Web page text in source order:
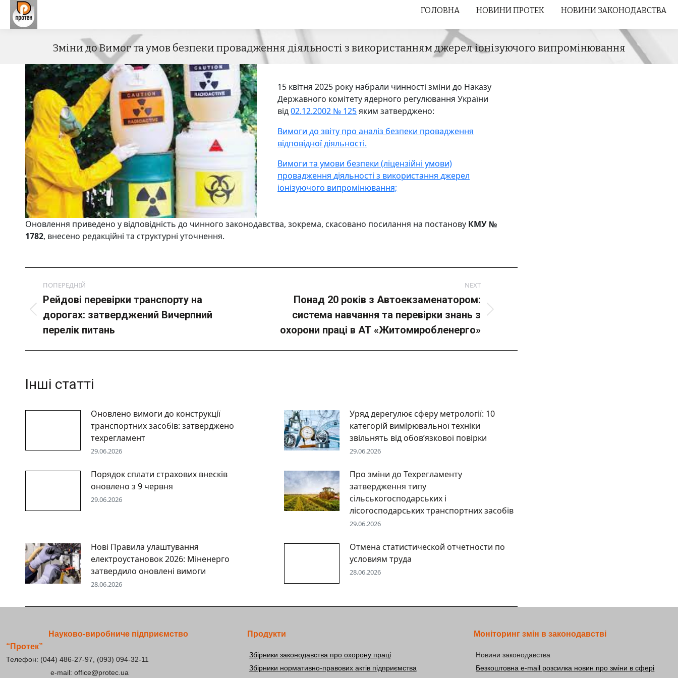
ГОЛОВНА НОВИНИ ПРОТЕК НОВИНИ ЗАКОНОДАВСТВА
Зміни до Вимог та умов безпеки провадження діяльності з використанням джерел іонізуючого випромінювання
15 квітня 2025 року набрали чинності зміни до Наказу
Державного комітету ядерного регулювання України
від02.12.2002 № 125яким затверджено:
Вимоги до звіту про аналіз безпеки провадження
відповідної діяльності.
Вимоги та умови безпеки (ліцензійні умови)
провадженнядіяльностіз використання джерел
іонізуючого випромінювання;
Оновлення приведено у відповідність до чинного законодавства, зокрема, скасовано посилання на постанову КМУ №
1782, внесено редакційні та структурні уточнення.
navigation
ПОПЕРЕДНІЙ
Попередній
пост:
Рейдові перевірки транспорту на
дорогах: затверджений Вичерпний
перелік питань
NEXT
Next
post:
Понад 20 років з Автоекзаменатором:
система навчання та перевірки знань з
охорони праці в АТ «Житомиробленерго»
Інші статті
Оновлено вимоги до конструкції
транспортних засобів: затверджено
техрегламент
29.06.2026
Уряд дерегулює сферу метрології: 10
категорій вимірювальної техніки
звільнять від обов’язкової повірки
29.06.2026
Порядок сплати страхових внесків
оновлено з 9 червня
29.06.2026
Про зміни до Техрегламенту
затвердження типу
сільськогосподарських і
лісогосподарських транспортних засобів
29.06.2026
Нові Правила улаштування
електроустановок 2026: Міненерго
затвердило оновлені вимоги
28.06.2026
Отмена статистической отчетности по
условиям труда
28.06.2026
Науково-виробниче підприємство
“Протек”
Телефон: (044) 486-27-97, (093) 094-32-11
e-mail: office@protec.ua
Продукти
Збірники законодавства про охорону праці
Збірники нормативно-правових актів підприємства
Моніторинг змін в законодавстві
Новини законодавства
Безкоштовна e-mail розсилка новин про зміни в сфері
ГОЛОВНА НОВИНИ ПРОТЕК НОВИНИ ЗАКОНОДАВСТВА